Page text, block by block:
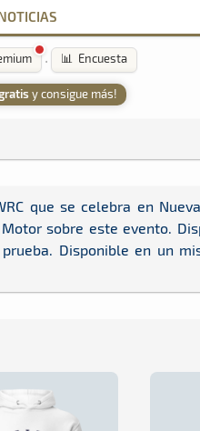
· 📊 Encuesta
y consigue más!
que se celebra en
sobre este evento.
Disponible en un